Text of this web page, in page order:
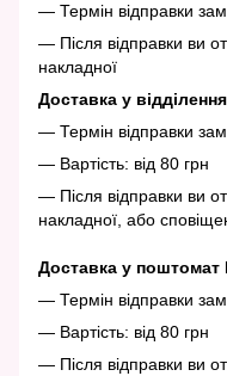
— Термін відправки
— Після відправки ви
накладної
Доставка у
— Термін відправки
— Вартість: від 80 грн
— Після відправки ви
накладної, або
Доставка у поштомат
— Термін відправки
— Вартість: від 80 грн
— Після відправки ви